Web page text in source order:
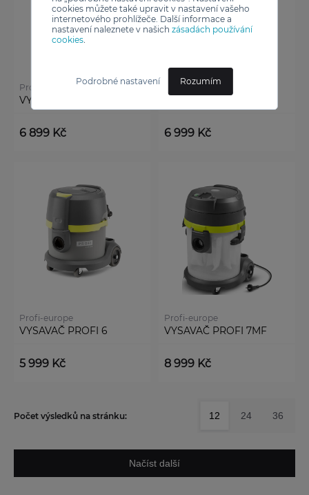
cookies můžete také upravit v nastavení vašeho
internetového prohlížeče. Další informace a
nastavení naleznete v našich zásadách používání
cookies.
Podrobné nastavení Rozumím
Profi-europe
VYSAVAČ PROFI 1.2.1
6 899 Kč
Profi-europe
6 999 Kč
Profi-europe
VYSAVAČ PROFI 6
5 999 Kč
Profi-europe
VYSAVAČ PROFI 7MF
8 999 Kč
Načíst další
Počet výsledků na stránku: 12 24 36